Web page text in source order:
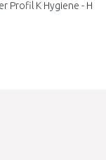
Profil K Hygiene - H